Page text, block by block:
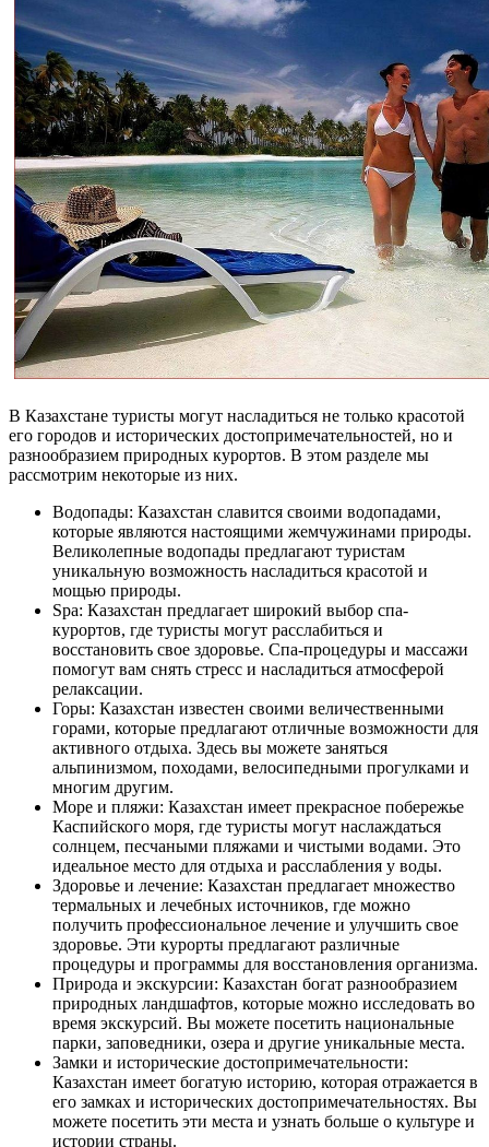
В Казахстане туристы могут насладиться не только красотой
его городов и исторических достопримечательностей, но и
разнообразием природных курортов. В этом разделе мы
рассмотрим некоторые из них.
Водопады: Казахстан славится своими водопадами,
которые являются настоящими жемчужинами природы.
Великолепные водопады предлагают туристам
уникальную возможность насладиться красотой и
мощью природы.
Spa: Казахстан предлагает широкий выбор спа-
курортов, где туристы могут расслабиться и
восстановить свое здоровье. Спа-процедуры и массажи
помогут вам снять стресс и насладиться атмосферой
релаксации.
Горы: Казахстан известен своими величественными
горами, которые предлагают отличные возможности для
активного отдыха. Здесь вы можете заняться
альпинизмом, походами, велосипедными прогулками и
многим другим.
Море и пляжи: Казахстан имеет прекрасное побережье
Каспийского моря, где туристы могут наслаждаться
солнцем, песчаными пляжами и чистыми водами. Это
идеальное место для отдыха и расслабления у воды.
Здоровье и лечение: Казахстан предлагает множество
термальных и лечебных источников, где можно
получить профессиональное лечение и улучшить свое
здоровье. Эти курорты предлагают различные
процедуры и программы для восстановления организма.
Природа и экскурсии: Казахстан богат разнообразием
природных ландшафтов, которые можно исследовать во
время экскурсий. Вы можете посетить национальные
парки, заповедники, озера и другие уникальные места.
Замки и исторические достопримечательности:
Казахстан имеет богатую историю, которая отражается в
его замках и исторических достопримечательностях. Вы
можете посетить эти места и узнать больше о культуре и
истории страны.